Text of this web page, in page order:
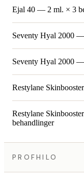
Ejal 40 — 2 ml. × 3
Seventy Hyal 2000
Seventy Hyal 2000
Restylane
Restylane
behandlinger
PROFHILO